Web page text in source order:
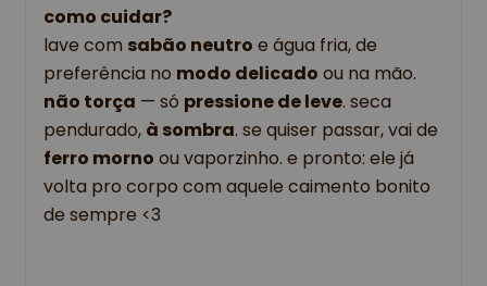
como cuidar?
lave com sabão neutro e água fria, de
preferência no modo delicado ou na mão.
não torça — só pressione de leve. seca
pendurado, à sombra. se quiser passar, vai de
ferro morno ou vaporzinho. e pronto: ele já
volta pro corpo com aquele caimento bonito
de sempre <3